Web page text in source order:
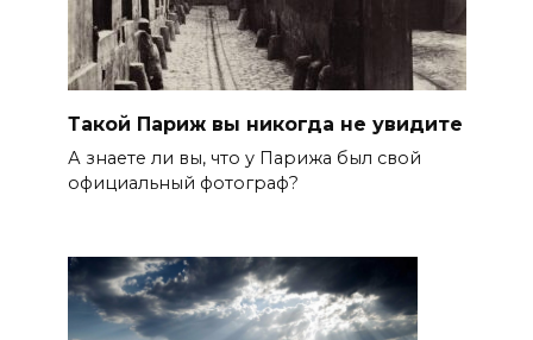
Такой Париж вы никогда не увидите
А знаете ли вы, что у Парижа был свой
официальный фотограф?